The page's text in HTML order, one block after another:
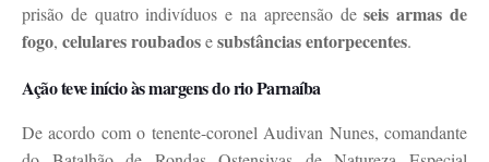
prisão de quatro indivíduos e na apreensão deseis armas de
fogo, celulares roubadosesubstâncias entorpecentes.
Ação teve início às margens do rio Parnaíba
De acordo com o tenente-coronel Audivan Nunes, comandante